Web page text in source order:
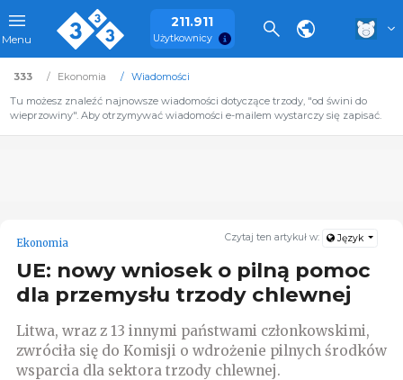
Menu
211.911
Użytkownicy
333 Ekonomia
Wiadomości
Tu możesz znaleźć najnowsze wiadomości dotyczące trzody, "od świni do
wieprzowiny". Aby otrzymywać wiadomości e-mailem wystarczy się zapisać.
Czytaj ten artykuł w: Język
Ekonomia
UE: nowy wniosek o pilną pomoc
dla przemysłu trzody chlewnej
Litwa, wraz z 13 innymi państwami członkowskimi,
zwróciła się do Komisji o wdrożenie pilnych środków
wsparcia dla sektora trzody chlewnej.